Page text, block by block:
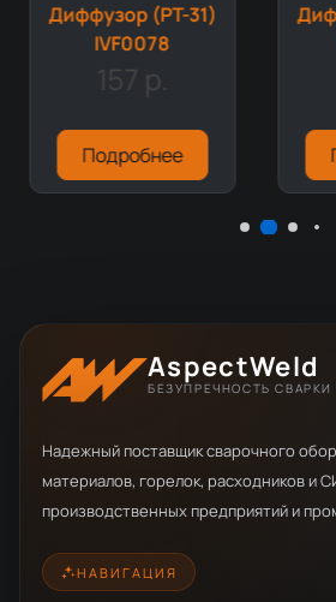
Диффузор (PT-31)
IVF0078
157 р.
Подробнее
AspectWeld
БЕЗУПРЕЧНОСТЬ
Надежный поставщик сварочного
материалов, горелок, расходников и
производственных предприятий и
НАВИГАЦИЯ